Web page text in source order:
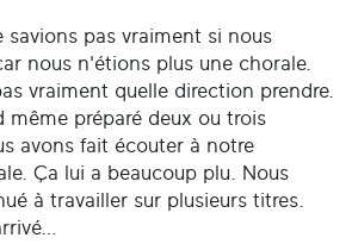
savions pas vraiment si nous
nous n'étions plus une chorale.
vraiment quelle direction prendre.
même préparé deux ou trois
avons fait écouter à notre
Ça lui a beaucoup plu. Nous
à travailler sur plusieurs titres.